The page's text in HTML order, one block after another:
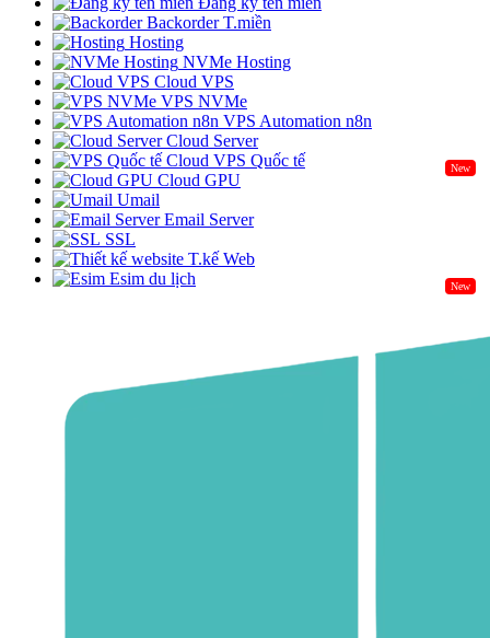
Backorder T.miền
Hosting
NVMe Hosting
Cloud VPS
VPS NVMe
VPS Automation n8n
Cloud Server
Cloud VPS Quốc tế
New
Cloud GPU
Umail
Email Server
SSL
T.kế Web
Esim du lịch
New